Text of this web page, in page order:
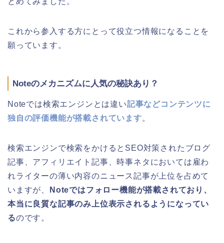
これから参入する方にとって役立つ情報になることを
願っています。
Noteのメカニズムに人気の秘訣あり？
Noteでは検索エンジンとは違い記事などコンテンツに
独自の評価機能が搭載されています。
検索エンジンで検索をかけるとSEO対策されたブログ
記事、アフィリエイト記事、時事ネタにおいては雇わ
れライターの薄い内容のニュース記事が上位を占めて
いますが、
Noteではフォロー機能が搭載されており、
本当に良質な記事のみ上位表示されるようになってい
るのです。